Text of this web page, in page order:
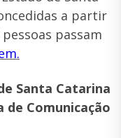
a partir
passam
Santa Catarina
de Comunicação